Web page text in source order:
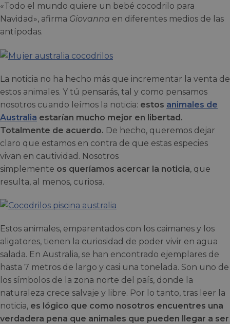
«Todo el mundo quiere un bebé cocodrilo para
Navidad», afirma Giovanna en diferentes medios de las
antípodas.
La noticia no ha hecho más que incrementar la venta de
estos animales. Y tú pensarás, tal y como pensamos
nosotros cuando leímos la noticia: estos animales de
Australia estarían mucho mejor en libertad.
Totalmente de acuerdo. De hecho, queremos dejar
claro que estamos en contra de que estas especies
vivan en cautividad. Nosotros
simplemente os queríamos acercar la noticia, que
resulta, al menos, curiosa.
Estos animales, emparentados con los caimanes y los
aligatores, tienen la curiosidad de poder vivir en agua
salada. En Australia, se han encontrado ejemplares de
hasta 7 metros de largo y casi una tonelada. Son uno de
los símbolos de la zona norte del país, donde la
naturaleza crece salvaje y libre. Por lo tanto, tras leer la
noticia, es lógico que como nosotros encuentres una
verdadera pena que animales que pueden llegar a ser